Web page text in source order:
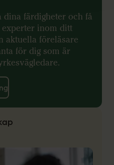
dina färdigheter och få
inom ditt
aktuella föreläsare
för dig som är